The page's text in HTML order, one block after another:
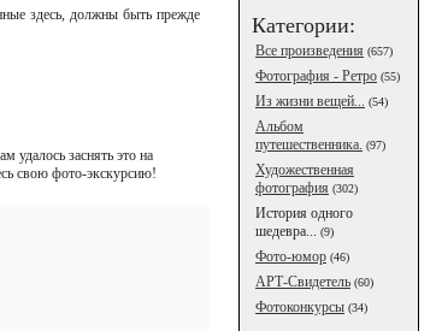
здесь, должны быть прежде
удалось заснять это на
свою фото-экскурсию!
Категории:
Все произведения (657)
Фотография - Ретро (55)
Из жизни вещей... (54)
Альбом
путешественника. (97)
Художественная
фотография (302)
История одного
шедевра... (9)
Фото-юмор (46)
АРТ-Свидетель (60)
Фотоконкурсы (34)